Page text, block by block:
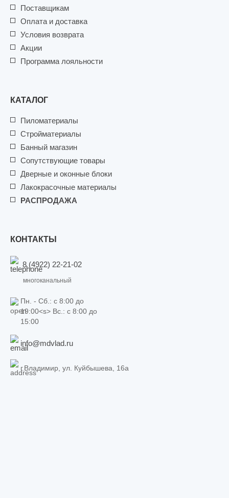
Поставщикам
Оплата и доставка
Условия возврата
Акции
Программа лояльности
КАТАЛОГ
Пиломатериалы
Стройматериалы
Банный магазин
Сопутствующие товары
Дверные и оконные блоки
Лакокрасочные материалы
РАСПРОДАЖА
КОНТАКТЫ
8 (4922) 22-21-02
многоканальный
Пн. - Сб.: c 8:00 до
19:00<s> Вс.: c 8:00 до
15:00
info@mdvlad.ru
г.Владимир, ул. Куйбышева, 16а